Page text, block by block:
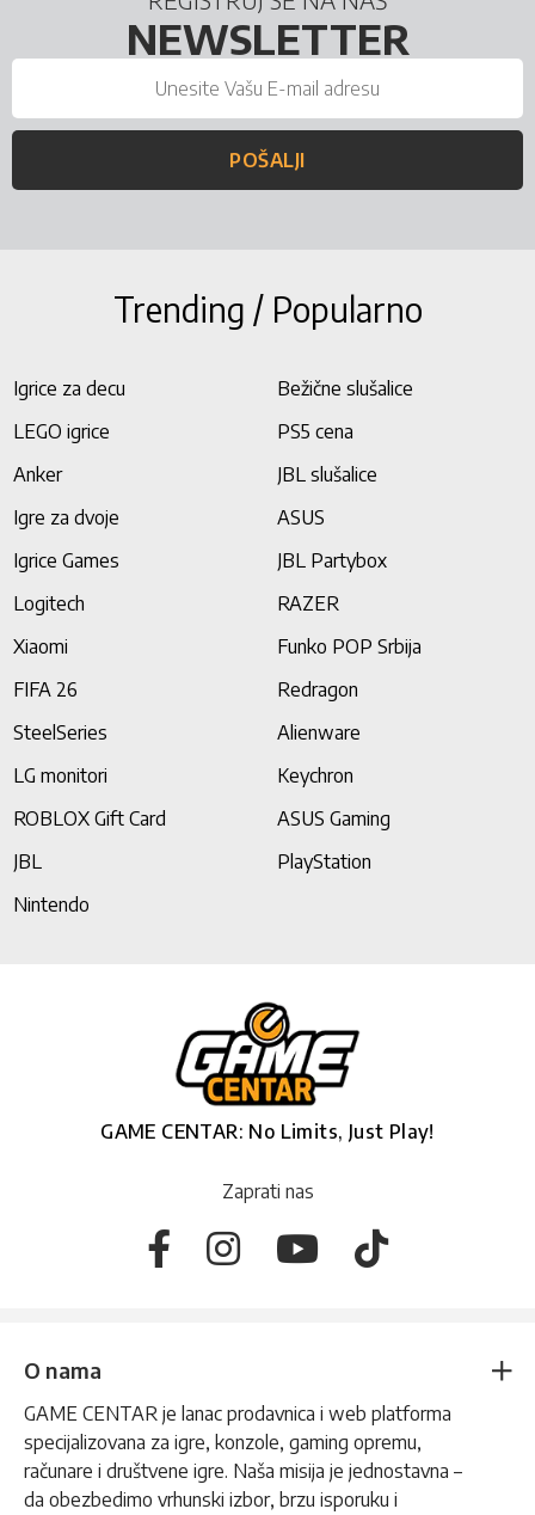
NEWSLETTER
POŠALJI
Trending / Popularno
Igrice za decu
Bežične slušalice
LEGO igrice
PS5 cena
Anker
JBL slušalice
Igre za dvoje
ASUS
Igrice Games
JBL Partybox
Logitech
RAZER
Xiaomi
Funko POP Srbija
FIFA 26
Redragon
SteelSeries
Alienware
LG monitori
Keychron
ROBLOX Gift Card
ASUS Gaming
JBL
PlayStation
Nintendo
GAME CENTAR: No Limits, Just Play!
Zaprati nas
O nama
GAME CENTAR je lanac prodavnica i web platforma
specijalizovana za igre, konzole, gaming opremu,
računare i društvene igre. Naša misija je jednostavna –
da obezbedimo vrhunski izbor, brzu isporuku i